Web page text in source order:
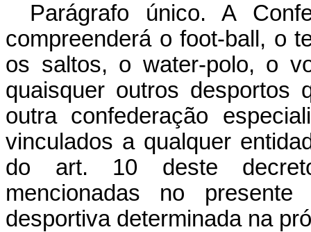
Parágrafo único. A
compreenderá o foot-ball, o
os saltos, o water-polo, o
quaisquer outros
outra confederação
vinculados a qualquer
do art. 10 deste
mencionadas no
desportiva determinada na